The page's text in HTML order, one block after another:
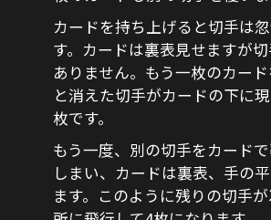
カードを持ち上げると切手は
す。カードは裏表見せますが
ありません。もう一枚のカー
と消えた切手がカードの下に
枚です。
もう一度、別の切手をカード
しまい、カードは裏表、手の
ます。このように残りの切手